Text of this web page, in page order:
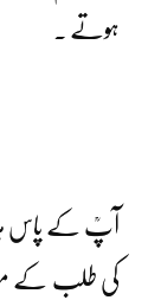
ہوتے ۔
آپؒ کے پاس
کی طلب کے